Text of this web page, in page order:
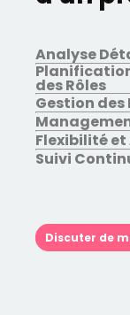
Analyse
des Rôles
Gestion des
Flexibilité
Suivi
Discuter de